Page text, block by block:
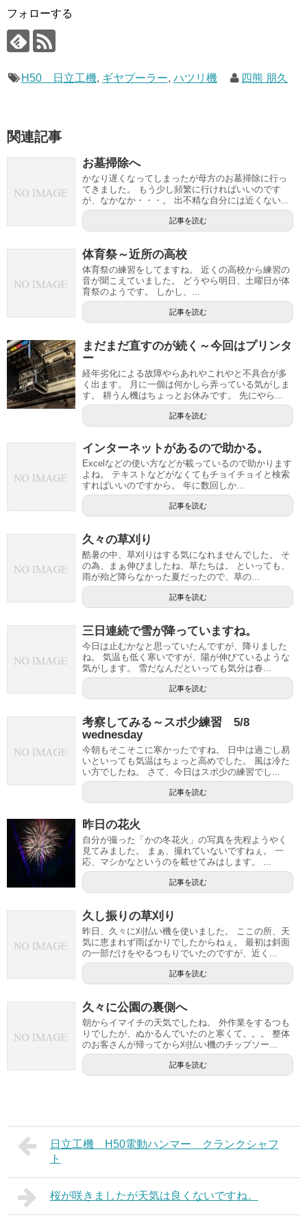
フォローする
H50 日立工機, ギヤプーラー, ハツリ機 四熊 朋久
関連記事
お墓掃除へ
かなり遅くなってしまったが母方のお墓掃除に行っ
てきました。 もう少し頻繁に行ければいいのです
が、なかなか・・・。 出不精な自分には近くない...
記事を読む
体育祭～近所の高校
体育祭の練習をしてますね。 近くの高校から練習の
音が聞こえていました。 どうやら明日、土曜日が体
育祭のようです。 しかし、...
記事を読む
まだまだ直すのが続く～今回はプリンタ
ー
経年劣化による故障やらあれやこれやと不具合が多
く出ます。 月に一個は何かしら弄っている気がしま
す。 耕うん機はちょっとお休みです。 先にやら...
記事を読む
インターネットがあるので助かる。
Excelなどの使い方などが載っているので助かります
よね。 テキストなどがなくてもチョイチョイと検索
すればいいのですから。 年に数回しか...
記事を読む
久々の草刈り
酷暑の中、草刈りはする気になれませんでした。 そ
の為、まぁ伸びましたね、草たちは。 といっても、
雨が殆ど降らなかった夏だったので、草の...
記事を読む
三日連続で雪が降っていますね。
今日は止むかなと思っていたんですが、降りました
ね。 気温も低く寒いですが、陽が伸びているような
気がします。 雪だなんだといっても気分は春...
記事を読む
考察してみる～スポ少練習 5/8
wednesday
今朝もそこそこに寒かったですね。 日中は過ごし易
いといっても気温はちょっと高めでした。 風は冷た
い方でしたね。 さて、今日はスポ少の練習でし...
記事を読む
昨日の花火
自分が撮った「かの冬花火」の写真を先程ようやく
見てみました。 まぁ、撮れていないですねぇ。 一
応、マシかなというのを載せてみはします。 ...
記事を読む
久し振りの草刈り
昨日、久々に刈払い機を使いました。 ここの所、天
気に恵まれず雨ばかりでしたからねぇ。 最初は斜面
の一部だけをやるつもりでいたのですが、近く...
記事を読む
久々に公園の裏側へ
朝からイマイチの天気でしたね。 外作業をするつも
りでしたが、ぬかるんでいたのと寒くて。。。 整体
のお客さんが帰ってから刈払い機のチップソー...
記事を読む
日立工機 H50電動ハンマー クランクシャフ
ト
桜が咲きましたが天気は良くないですね。